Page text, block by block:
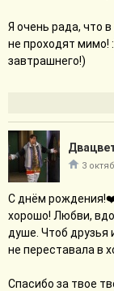
Я очень рада, что
не проходят мимо!
завтрашнего!)
3
С днём
хорошо! Любви,
душе. Чтоб друзья
не переставала в
Спасибо за твое